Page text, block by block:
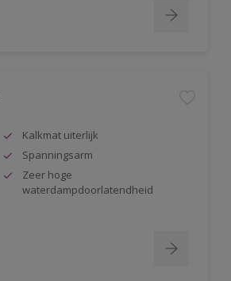
Kalkmat uiterlijk
Spanningsarm
Zeer hoge
waterdampdoorlatendheid